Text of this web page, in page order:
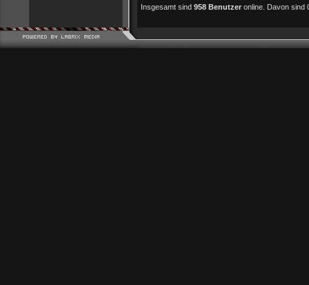
Insgesamt sind 958 Benutzer online. Davon sind